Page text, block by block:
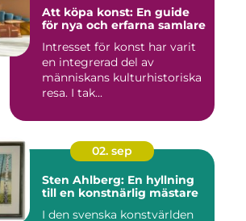
Att köpa konst: En guide
för nya och erfarna samlare
Intresset för konst har varit
en integrerad del av
människans kulturhistoriska
resa. I tak...
02. sep
Sten Ahlberg: En hyllning
till en konstnärlig mästare
I den svenska konstvärlden